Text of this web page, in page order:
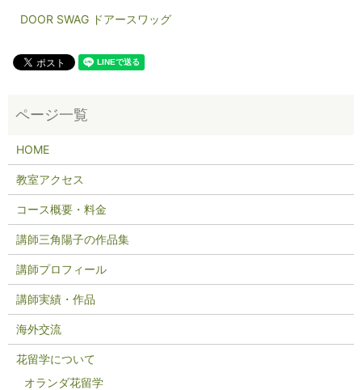
DOOR SWAG ドアースワッグ
HOME
教室アクセス
コース概要・料金
講師三角陽子の作品集
講師プロフィール
講師実績・作品
海外交流
花留学について
オランダ花留学